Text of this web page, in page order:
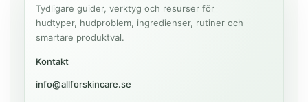
Tydligare guider, verktyg och resurser för
hudtyper, hudproblem, ingredienser, rutiner och
smartare produktval.
Kontakt
info@allforskincare.se